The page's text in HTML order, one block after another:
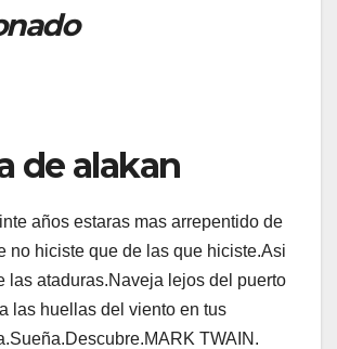
de alakan
años estaras mas arrepentido de
no hiciste que de las que hiciste.Asi
las ataduras.Naveja lejos del puerto
las huellas del viento en tus
TWAIN.